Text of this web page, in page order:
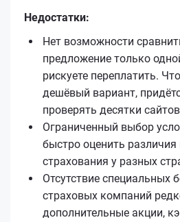
Недостатки:
Нет возможности
предложение только
рискуете переплатить.
дешёвый вариант,
проверять десятки
Ограниченный выбор
быстро оценить различия
страхования у разных
Отсутствие специальных
страховых компаний
дополнительные акции,